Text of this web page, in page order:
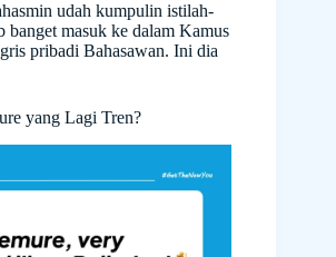
udah kumpulin istilah-
banget masuk ke dalam Kamus
pribadi Bahasawan. Ini dia
yang Lagi Tren?